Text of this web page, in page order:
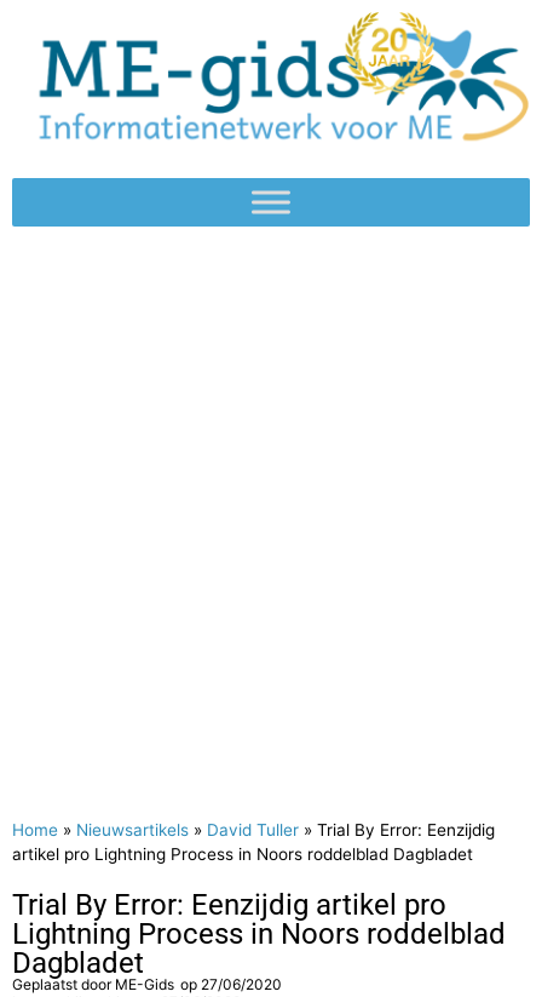
Home » Nieuwsartikels » David Tuller » Trial By Error: Eenzijdig
artikel pro Lightning Process in Noors roddelblad Dagbladet
Trial By Error: Eenzijdig artikel pro
Lightning Process in Noors roddelblad
Dagbladet
Geplaatst door ME-Gids op 27/06/2020